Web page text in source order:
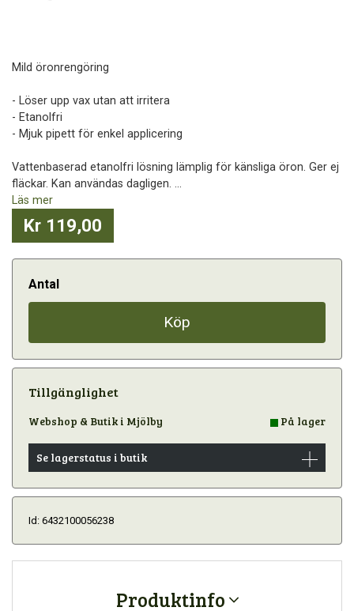
Mild öronrengöring
- Löser upp vax utan att irritera
- Etanolfri
- Mjuk pipett för enkel applicering
Vattenbaserad etanolfri lösning lämplig för känsliga öron. Ger ej
fläckar. Kan användas dagligen. ...
Läs mer
Kr 119,00
Antal
Köp
Tillgänglighet
Webshop & Butik i Mjölby På lager
Se lagerstatus i butik
Id: 6432100056238
Produktinfo